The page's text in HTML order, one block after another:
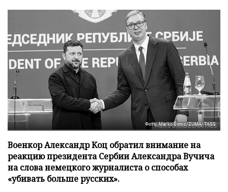
Фото: Marko Dimic/ZUMA/TASS
Военкор Александр Коц обратил внимание на
реакцию президента Сербии Александра Вучича
на слова немецкого журналиста о способах
«убивать больше русских».